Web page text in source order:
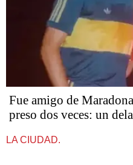
Fue amigo de
preso dos veces: un
LA CIUDAD.